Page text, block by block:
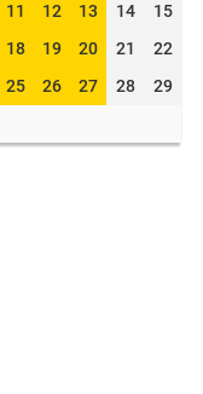
11 12 13 14
15
18 19 20 21
22
25 26 27 28
29